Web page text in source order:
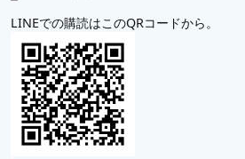
LINEでの購読はこのQRコードから。